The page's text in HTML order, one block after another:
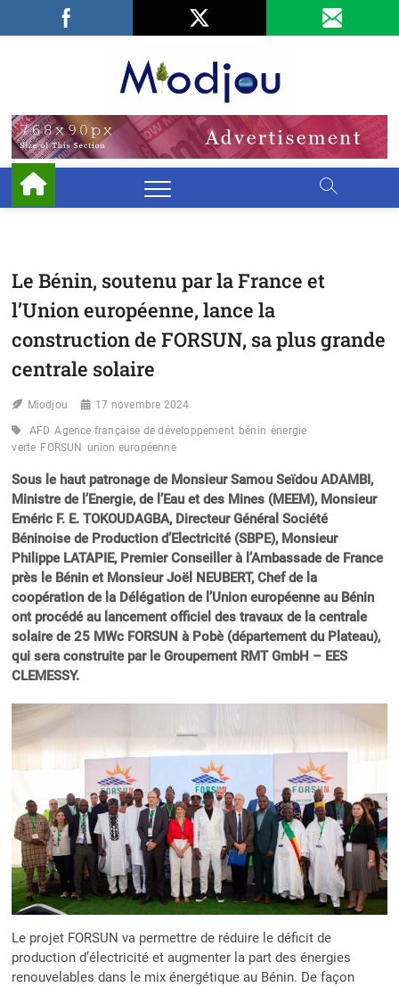
Facebook
LinkedIn
Le Bénin, soutenu par la France et
l’Union européenne, lance la
construction de FORSUN, sa plus grande
centrale solaire
Miodjou 17 novembre 2024
AFD Agence française de développement bénin énergie
verte FORSUN union européenne
Sous le haut patronage de Monsieur Samou Seïdou ADAMBI,
Ministre de l’Energie, de l’Eau et des Mines (MEEM), Monsieur
Eméric F. E. TOKOUDAGBA, Directeur Général Société
Béninoise de Production d’Electricité (SBPE), Monsieur
Philippe LATAPIE, Premier Conseiller à l’Ambassade de France
près le Bénin et Monsieur Joël NEUBERT, Chef de la
coopération de la Délégation de l’Union européenne au Bénin
ont procédé au lancement officiel des travaux de la centrale
solaire de 25 MWc FORSUN à Pobè (département du Plateau),
qui sera construite par le Groupement RMT GmbH – EES
CLEMESSY.
Le projet FORSUN va permettre de réduire le déficit de
production d’électricité et augmenter la part des énergies
renouvelables dans le mix énergétique au Bénin. De façon